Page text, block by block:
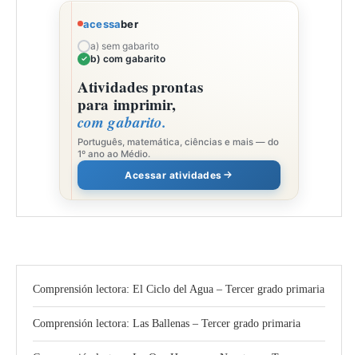
acessaber
a) sem gabarito
b) com gabarito
Atividades prontas
para imprimir,
com gabarito.
Português, matemática, ciências e mais — do
1º ano ao Médio.
Acessar atividades
Comprensión lectora: El Ciclo del Agua – Tercer grado primaria
Comprensión lectora: Las Ballenas – Tercer grado primaria